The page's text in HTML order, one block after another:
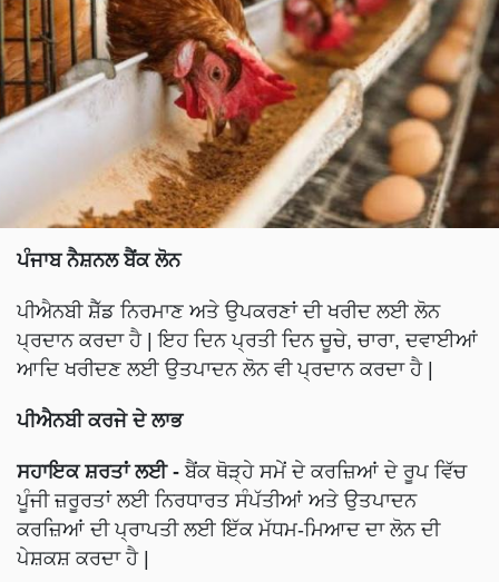
ਪੰਜਾਬ ਨੈਸ਼ਨਲ ਬੈਂਕ ਲੋਨ
ਪੀਐਨਬੀ ਸ਼ੈੱਡ ਨਿਰਮਾਣ ਅਤੇ ਉਪਕਰਣਾਂ ਦੀ ਖਰੀਦ ਲਈ ਲੋਨ
ਪ੍ਰਦਾਨ ਕਰਦਾ ਹੈ | ਇਹ ਦਿਨ ਪ੍ਰਤੀ ਦਿਨ ਚੂਚੇ, ਚਾਰਾ, ਦਵਾਈਆਂ
ਆਦਿ ਖਰੀਦਣ ਲਈ ਉਤਪਾਦਨ ਲੋਨ ਵੀ ਪ੍ਰਦਾਨ ਕਰਦਾ ਹੈ |
ਪੀਐਨਬੀ ਕਰਜੇ ਦੇ ਲਾਭ
ਸਹਾਇਕ ਸ਼ਰਤਾਂ ਲਈ - ਬੈਂਕ ਥੋੜ੍ਹੇ ਸਮੇਂ ਦੇ ਕਰਜ਼ਿਆਂ ਦੇ ਰੂਪ ਵਿੱਚ
ਪੂੰਜੀ ਜ਼ਰੂਰਤਾਂ ਲਈ ਨਿਰਧਾਰਤ ਸੰਪੱਤੀਆਂ ਅਤੇ ਉਤਪਾਦਨ
ਕਰਜ਼ਿਆਂ ਦੀ ਪ੍ਰਾਪਤੀ ਲਈ ਇੱਕ ਮੱਧਮ-ਮਿਆਦ ਦਾ ਲੋਨ ਦੀ
ਪੇਸ਼ਕਸ਼ ਕਰਦਾ ਹੈ |